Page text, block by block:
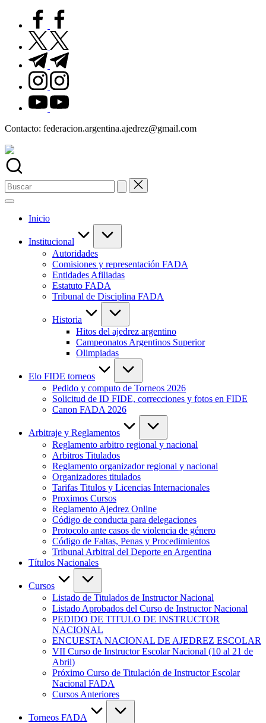
contenido
facebook.com
twitter.com
t.me
instagram.com
youtube.com
Contacto: federacion.argentina.ajedrez@gmail.com
Buscar:
Inicio
Institucional
Autoridades
Comisiones y representación FADA
Entidades Afiliadas
Estatuto FADA
Tribunal de Disciplina FADA
Historia
Hitos del ajedrez argentino
Campeonatos Argentinos Superior
Olimpiadas
Elo FIDE torneos
Pedido y computo de Torneos 2026
Solicitud de ID FIDE, correcciones y fotos en FIDE
Canon FADA 2026
Arbitraje y Reglamentos
Reglamento arbitro regional y nacional
Arbitros Titulados
Reglamento organizador regional y nacional
Organizadores titulados
Tarifas Titulos y Licencias Internacionales
Proximos Cursos
Reglamento Ajedrez Online
Código de conducta para delegaciones
Protocolo ante casos de violencia de género
Código de Faltas, Penas y Procedimientos
Tribunal Arbitral del Deporte en Argentina
Títulos Nacionales
Cursos
Listado de Titulados de Instructor Nacional
Listado Aprobados del Curso de Instructor Nacional
PEDIDO DE TITULO DE INSTRUCTOR
NACIONAL
ENCUESTA NACIONAL DE AJEDREZ ESCOLAR
VII Curso de Instructor Escolar Nacional (10 al 21 de
Abril)
Próximo Curso de Titulación de Instructor Escolar
Nacional FADA
Cursos Anteriores
Torneos FADA